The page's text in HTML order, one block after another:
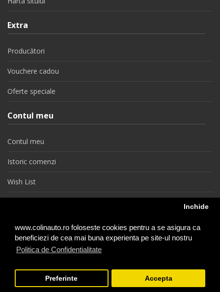
www.colinauto.ro foloseste cookies pentru a se asigura ca
beneficiezi de cea mai buna experienta pe site-ul nostru
Politica de Confidentialitate
Inchide
Preferinte Accepta
Extra
Producători
Vouchere cadou
Oferte speciale
Contul meu
Contul meu
Istoric comenzi
Wish List